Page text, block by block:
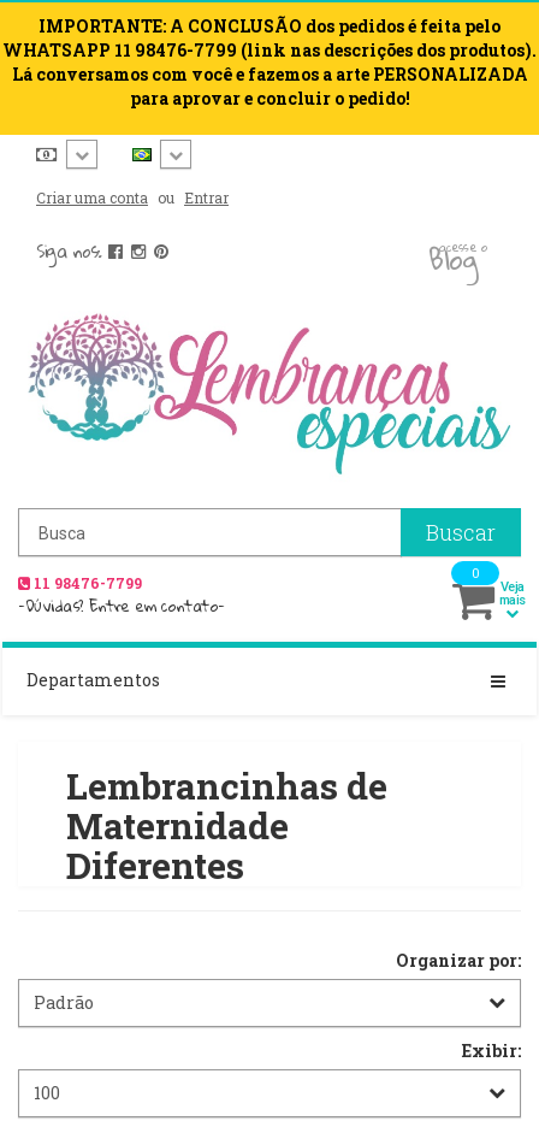
IMPORTANTE: A CONCLUSÃO dos pedidos é feita pelo
WHATSAPP 11 98476-7799 (link nas descrições dos produtos).
Lá conversamos com você e fazemos a arte PERSONALIZADA
para aprovar e concluir o pedido!
Criar uma conta ou Entrar
Siga nos: acesse o
blog
Buscar
11 98476-7799
-Dúvidas? Entre em contato-
0
Veja
mais
Departamentos
Lembrancinhas de
Maternidade
Diferentes
Organizar por:
Exibir: